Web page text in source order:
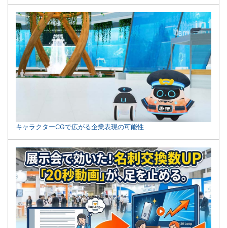
キャラクターCGで広がる企業表現の可能性